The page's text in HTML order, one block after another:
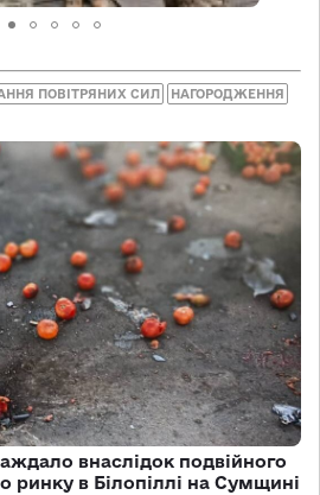
ПОВІТРЯНИХ СИЛ НАГОРОДЖЕННЯ
внаслідок подвійного
ринку в Білопіллі на Сумщині